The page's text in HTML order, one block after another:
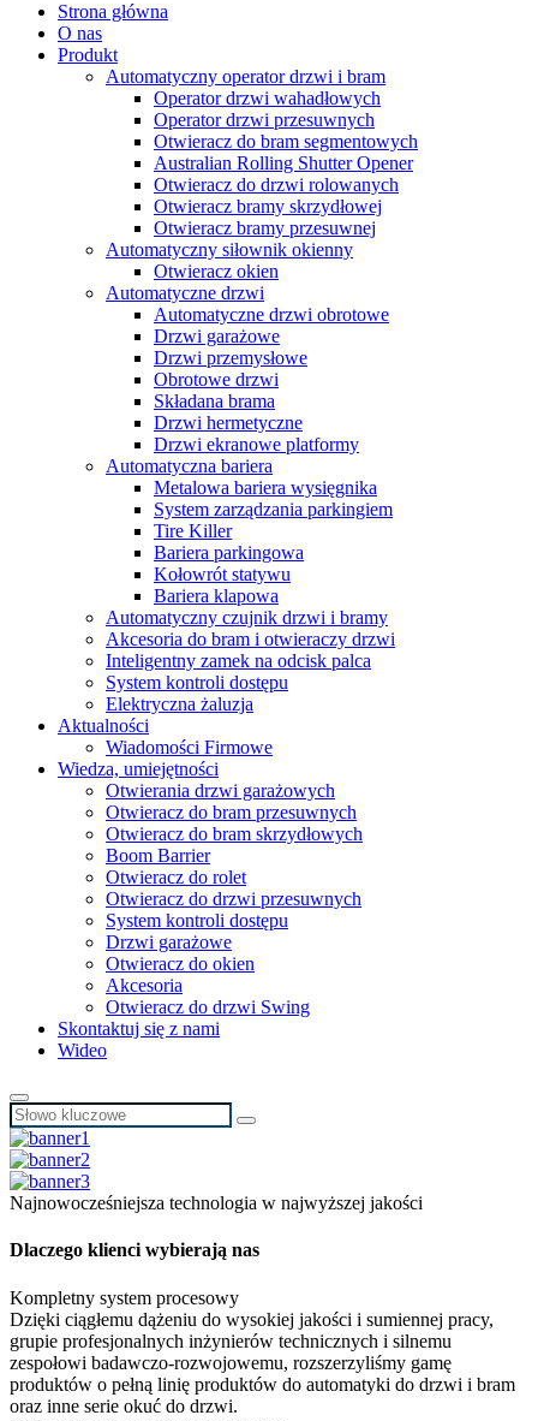
Strona główna
O nas
Produkt
Automatyczny operator drzwi i bram
Operator drzwi wahadłowych
Operator drzwi przesuwnych
Otwieracz do bram segmentowych
Australian Rolling Shutter Opener
Otwieracz do drzwi rolowanych
Otwieracz bramy skrzydłowej
Otwieracz bramy przesuwnej
Automatyczny siłownik okienny
Otwieracz okien
Automatyczne drzwi
Automatyczne drzwi obrotowe
Drzwi garażowe
Drzwi przemysłowe
Obrotowe drzwi
Składana brama
Drzwi hermetyczne
Drzwi ekranowe platformy
Automatyczna bariera
Metalowa bariera wysięgnika
System zarządzania parkingiem
Tire Killer
Bariera parkingowa
Kołowrót statywu
Bariera klapowa
Automatyczny czujnik drzwi i bramy
Akcesoria do bram i otwieraczy drzwi
Inteligentny zamek na odcisk palca
System kontroli dostępu
Elektryczna żaluzja
Aktualności
Wiadomości Firmowe
Wiedza, umiejętności
Otwierania drzwi garażowych
Otwieracz do bram przesuwnych
Otwieracz do bram skrzydłowych
Boom Barrier
Otwieracz do rolet
Otwieracz do drzwi przesuwnych
System kontroli dostępu
Drzwi garażowe
Otwieracz do okien
Akcesoria
Otwieracz do drzwi Swing
Skontaktuj się z nami
Wideo
Najnowocześniejsza technologia w najwyższej jakości
Dlaczego klienci wybierają nas
Kompletny system procesowy
Dzięki ciągłemu dążeniu do wysokiej jakości i sumiennej pracy,
grupie profesjonalnych inżynierów technicznych i silnemu
zespołowi badawczo-rozwojowemu, rozszerzyliśmy gamę
produktów o pełną linię produktów do automatyki do drzwi i bram
oraz inne serie okuć do drzwi.